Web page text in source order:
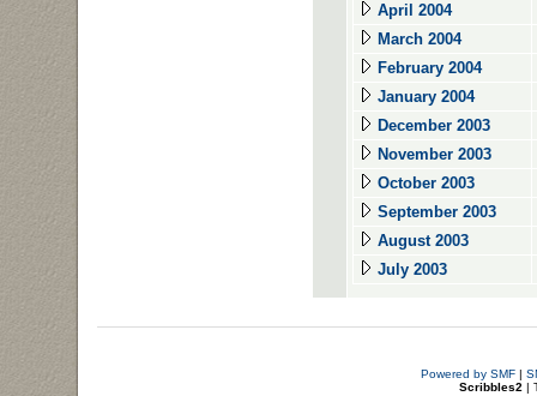
April 2004
March 2004
February 2004
January 2004
December 2003
November 2003
October 2003
September 2003
August 2003
July 2003
Powered by SMF|
Scribbles2 |